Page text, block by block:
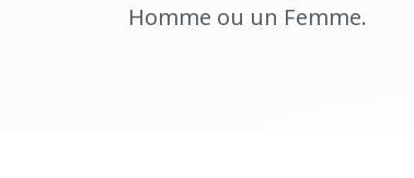
Homme ou un Femme.